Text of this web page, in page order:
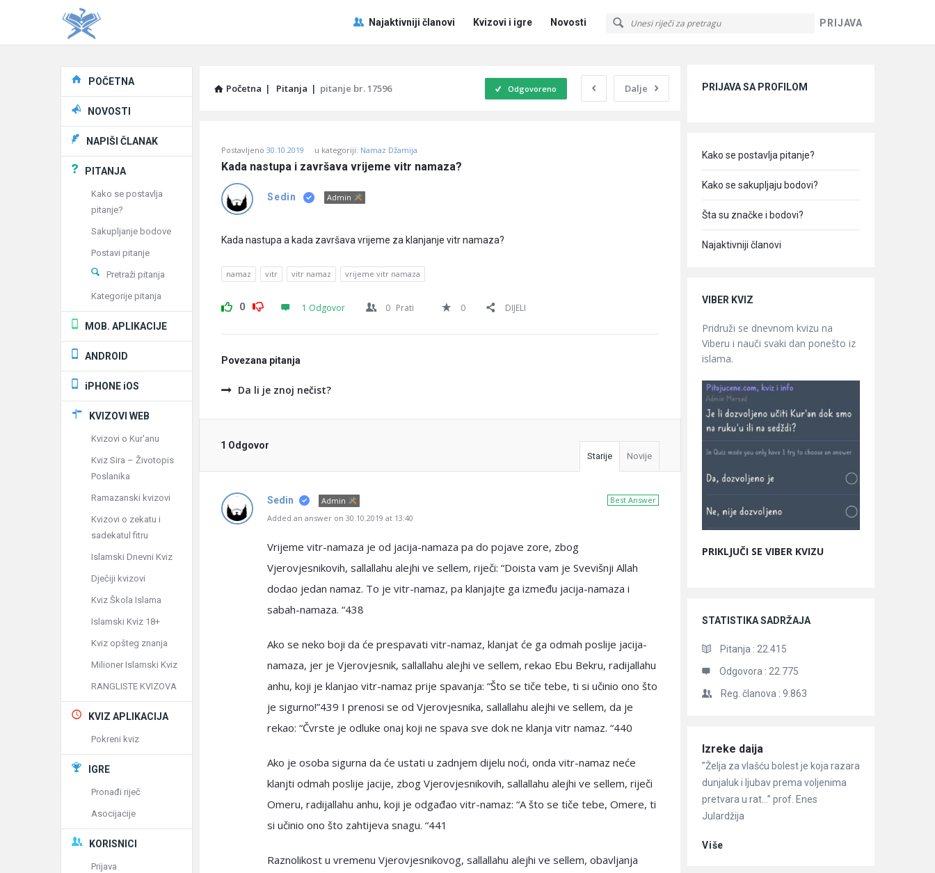
PRIJAVA
Pitaj
Učene
Navigacija
Najaktivniji članovi Kvizovi i igre Novosti
Početna | Pitanja | pitanje br. 17596 Dalje
Odgovoreno
Učene
Latest
Pitanja
Postavljeno 30.10.2019 u kategoriji: Namaz Džamija
Kada nastupa i završava vrijeme vitr namaza?
Sedin Admin
Kada nastupa a kada završava vrijeme za klanjanje vitr namaza?
namaz vitr vitr namaz vrijeme vitr namaza
0 1 Odgovor 0 Prati 0 DIJELI
Povezana pitanja
Da li je znoj nečist?
1 Odgovor
Starije Novije
Best Answer
Sedin
Admin
Added an answer on 30.10.2019 at 13:40
Vrijeme vitr-namaza je od jacija-namaza pa do pojave zore, zbog
Vjerovjesnikovih, sallallahu alejhi ve sellem, riječi: “Doista vam je Svevišnji Allah
dodao jedan namaz. To je vitr-namaz, pa klanjajte ga između jacija-namaza i
sabah-namaza. “438
Ako se neko boji da će prespavati vitr-namaz, klanjat će ga odmah poslije jacija-
namaza, jer je Vjerovjesnik, sallallahu alejhi ve sellem, rekao Ebu Bekru, radijallahu
anhu, koji je klanjao vitr-namaz prije spavanja: “Što se tiče tebe, ti si učinio ono što
je sigurno!”439 I prenosi se od Vjerovjesnika, sallallahu alejhi ve sellem, da je
rekao: “Čvrste je odluke onaj koji ne spava sve dok ne klanja vitr namaz. “440
Ako je osoba sigurna da će ustati u zadnjem dijelu noći, onda vitr-namaz neće
klanjti odmah poslije jacije, zbog Vjerovjesnikovih, sallallahu alejhi ve sellem, riječi
Omeru, radijallahu anhu, koji je odgađao vitr-namaz: “A što se tiče tebe, Omere, ti
si učinio ono što zahtijeva snagu. “441
Raznolikost u vremenu Vjerovjesnikovog, sallallahu alejhi ve sellem, obavljanja
PRIJAVA SA PROFILOM
Kako se postavlja pitanje?
Kako se sakupljaju bodovi?
Šta su značke i bodovi?
Najaktivniji članovi
VIBER KVIZ
Pridruži se dnevnom kvizu na
Viberu i nauči svaki dan ponešto iz
islama.
PRIKLJUČI SE VIBER KVIZU
STATISTIKA SADRŽAJA
Pitanja : 22.415
Odgovora : 22.775
Reg. članova : 9.863
Članci
Izreke daija
”Želja za vlašću bolest je koja razara
dunjaluk i ljubav prema voljenima
pretvara u rat…” prof. Enes
Julardžija
Više
Explore
POČETNA
NOVOSTI
NAPIŠI ČLANAK
PITANJA
Kako se postavlja
pitanje?
Sakupljanje bodove
Postavi pitanje
Pretraži pitanja
Kategorije pitanja
MOB. APLIKACIJE
ANDROID
iPHONE iOS
KVIZOVI WEB
Kvizovi o Kur'anu
Kviz Sira – Životopis
Poslanika
Ramazanski kvizovi
Kvizovi o zekatu i
sadekatul fitru
Islamski Dnevni Kviz
Dječiji kvizovi
Kviz Škola Islama
Islamski Kviz 18+
Kviz opšteg znanja
Milioner Islamski Kviz
RANGLISTE KVIZOVA
KVIZ APLIKACIJA
Pokreni kviz
IGRE
Pronađi riječ
Asocijacije
KORISNICI
Prijava